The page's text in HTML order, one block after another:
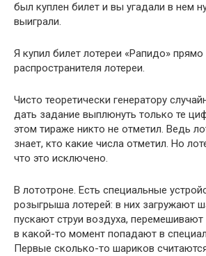
был куплен билет и вы угадали в нем
выиграли.
Я купил билет лотереи «Рапидо» прямо
распространителя лотереи.
Чисто теоретически генератору
дать задание выплюнуть только те
этом тираже никто не отметил. Ведь
знает, кто какие числа отметил. Но
что это исключено.
В лототроне. Есть специальные
розыгрыша лотерей: в них загружают
пускают струи воздуха,
в какой-то момент попадают в
Первые сколько-то шариков